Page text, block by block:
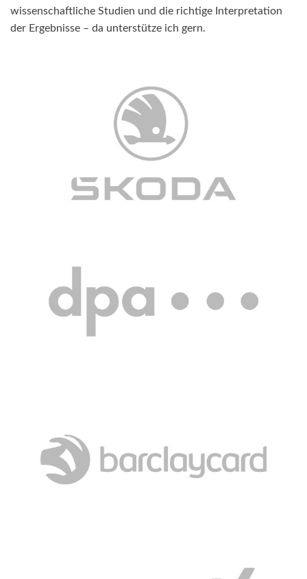
wissenschaftliche Studien und die richtige Interpretation
der Ergebnisse – da unterstütze ich gern.